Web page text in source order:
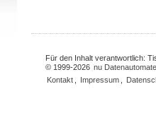
Für den Inhalt verantwortlich:
© 1999-2026 nu
Kontakt
Impressum